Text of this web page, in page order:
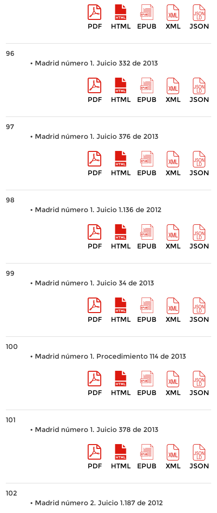
PDF HTML EPUB XML JSON
96
• Madrid número 1. Juicio 332 de 2013
PDF HTML EPUB XML JSON
97
• Madrid número 1. Juicio 376 de 2013
PDF HTML EPUB XML JSON
98
• Madrid número 1. Juicio 1.136 de 2012
PDF HTML EPUB XML JSON
99
• Madrid número 1. Juicio 34 de 2013
PDF HTML EPUB XML JSON
100
• Madrid número 1. Procedimiento 114 de 2013
PDF HTML EPUB XML JSON
101
• Madrid número 1. Juicio 378 de 2013
PDF HTML EPUB XML JSON
102
• Madrid número 2. Juicio 1.187 de 2012